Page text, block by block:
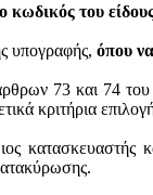
του
υπογραφής, όπου
73 και 74
κριτήρια
κατασκευαστής